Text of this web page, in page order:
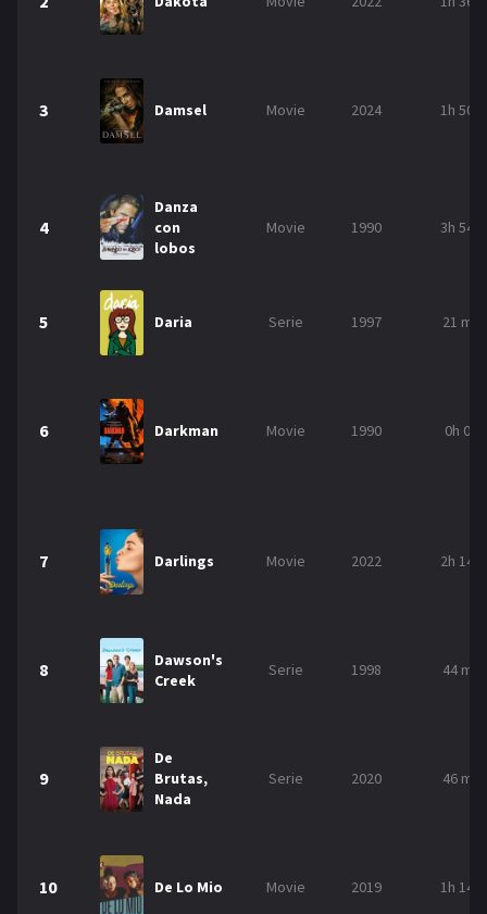
2023 2022
PELICULAS
3 Damsel Movie 2024 1h 50m
4
Danza
con
lobos
Movie 1990 3h 54m
5 Daria Serie 1997 21 min
6 Darkman Movie 1990 0h 0m
7 Darlings Movie 2022 2h 14m
8
Dawson's
Creek
Serie 1998 44 min
9
De
Brutas,
Nada
Serie 2020 46 min
10 De Lo Mio Movie 2019 1h 14m